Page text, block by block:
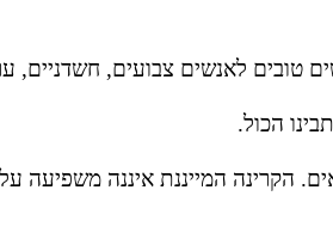
טובים לאנשים צבועים, חשדניים,
הכול.